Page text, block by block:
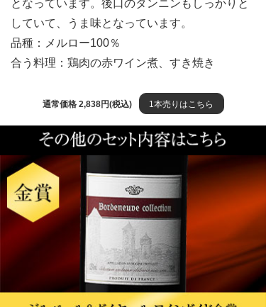
となっています。後口のタンニンもしっかりと
していて、うま味となっています。
品種：メルロー100％
合う料理：鶏肉の赤ワイン煮、すき焼き
通常価格 2,838円(税込) 1本売りはこちら